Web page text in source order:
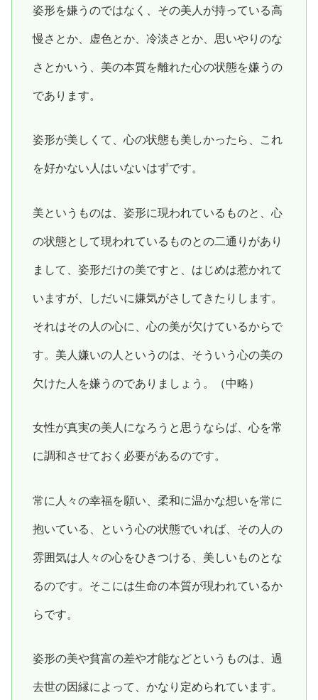
姿形を嫌うのではなく、その美人が持っている高
慢さとか、虚色とか、冷淡さとか、思いやりのな
さとかいう、美の本質を離れた心の状態を嫌うの
であります。
姿形が美しくて、心の状態も美しかったら、これ
を好かない人はいないはずです。
美というものは、姿形に現われているものと、心
の状態として現われているものとの二通りがあり
まして、姿形だけの美ですと、はじめは惹かれて
いますが、しだいに嫌気がさしてきたりします。
それはその人の心に、心の美が欠けているからで
す。美人嫌いの人というのは、そういう心の美の
欠けた人を嫌うのでありましょう。（中略）
女性が真実の美人になろうと思うならば、心を常
に調和させておく必要があるのです。
常に人々の幸福を願い、柔和に温かな想いを常に
抱いている、という心の状態でいれば、その人の
雰囲気は人々の心をひきつける、美しいものとな
るのです。そこには生命の本質が現われているか
らです。
姿形の美や貧富の差や才能などというものは、過
去世の因縁によって、かなり定められています。